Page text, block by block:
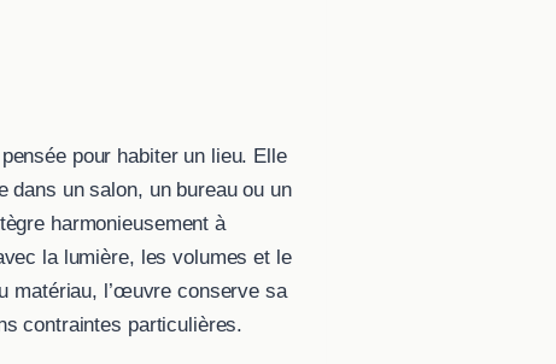
pour habiter un lieu. Elle
dans un salon, un bureau ou un
harmonieusement à
la lumière, les volumes et le
matériau, l’œuvre conserve sa
contraintes particulières.